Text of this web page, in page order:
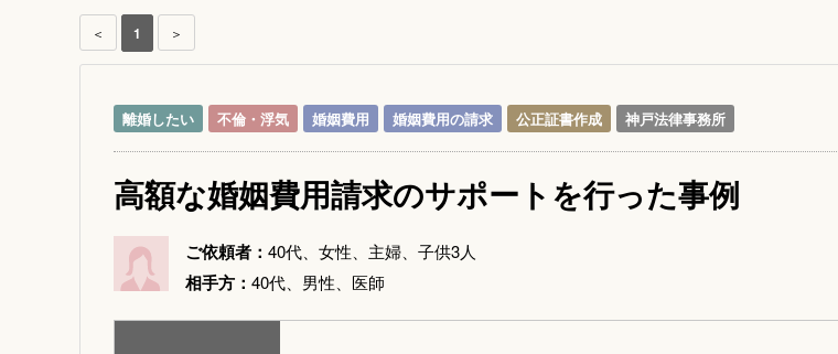
＜ 1 ＞
離婚したい 不倫・浮気 婚姻費用 婚姻費用の請求 公正証書作成 神戸法律事務所
高額な婚姻費用請求のサポートを行った事例
ご依頼者： 40代、女性、主婦、子供3人
相手方： 40代、男性、医師